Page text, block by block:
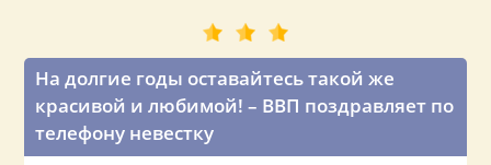
На долгие годы оставайтесь такой же
красивой и любимой! – ВВП поздравляет по
телефону невестку